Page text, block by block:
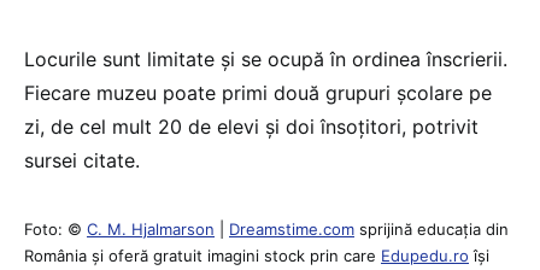
Locurile sunt limitate și se ocupă în ordinea înscrierii.
Fiecare muzeu poate primi două grupuri școlare pe
zi, de cel mult 20 de elevi și doi însoțitori, potrivit
sursei citate.
Foto: © C. M. Hjalmarson Dreamstime.com sprijină educaţia din
România şi oferă gratuit imagini stock prin care Edupedu.ro îşi